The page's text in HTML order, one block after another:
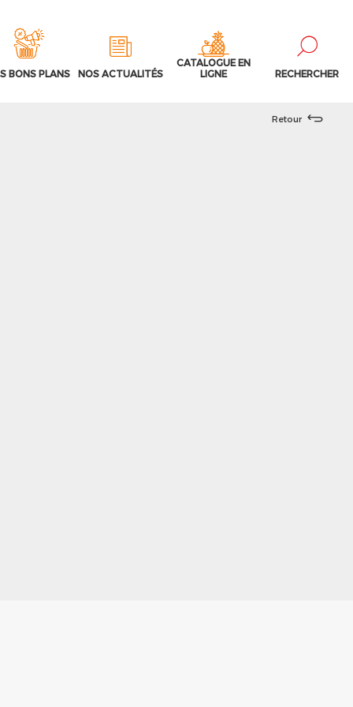
BONS PLANS NOS ACTUALITÉS
CATALOGUE EN
LIGNE
RECHERCHER
Retour